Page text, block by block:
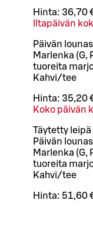
Hinta: 36,70
Iltapäivän
Päivän lounas
Marlenka (G,
tuoreita
Kahvi/tee
Hinta: 35,20
Koko päivän
Täytetty leipä
Päivän lounas
Marlenka (G,
tuoreita
Kahvi/tee
Hinta: 51,60